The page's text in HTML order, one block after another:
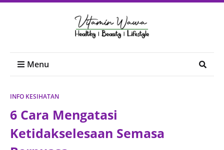
Menu
INFO KESIHATAN
6 Cara Mengatasi
Ketidakselesaan Semasa